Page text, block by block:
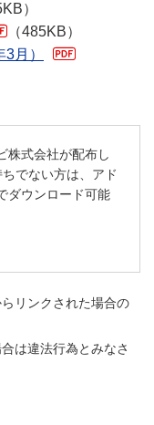
）
（485KB）
月）
株式会社が配布し
でない方は、アド
ダウンロード可能
リンクされた場合の
は違法行為とみなさ